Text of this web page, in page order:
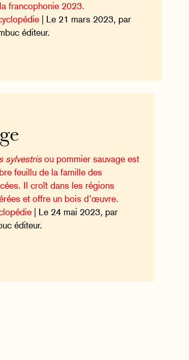
francophonie 2023.
| Le 21 mars 2023, par
éditeur.
sylvestrisou pommier sauvage est
feuillu de la famille des
Il croît dans les régions
et offre un bois d’œuvre.
| Le 24 mai 2023, par
éditeur.